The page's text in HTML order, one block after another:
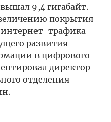
9,4 гигабайт.
покрытия
интернет-трафика –
развития
в цифрового
директор
отделения